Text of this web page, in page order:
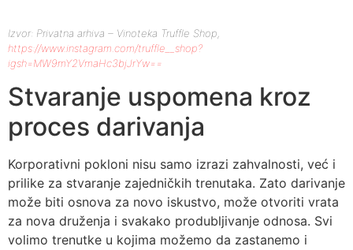
Izvor: Privatna arhiva – Vinoteka Truffle Shop,
https://www.instagram.com/truffle__shop?
igsh=MW9mY2VmaHc3bjJrYw==
Stvaranje uspomena kroz
proces darivanja
Korporativni pokloni nisu samo izrazi zahvalnosti, već i
prilike za stvaranje zajedničkih trenutaka. Zato darivanje
može biti osnova za novo iskustvo, može otvoriti vrata
za nova druženja i svakako produbljivanje odnosa. Svi
volimo trenutke u kojima možemo da zastanemo i